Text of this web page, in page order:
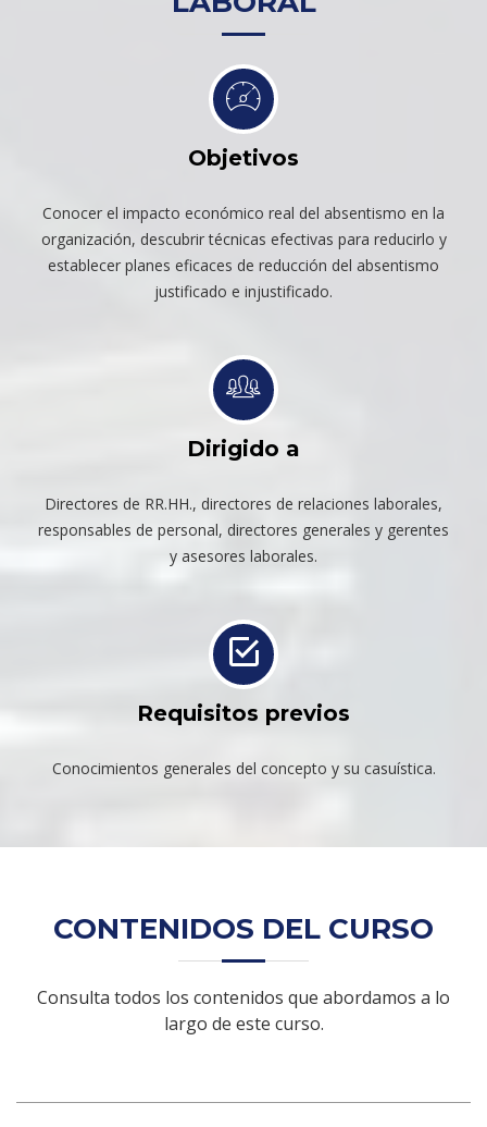
Objetivos
Conocer el impacto económico real del absentismo en la
organización, descubrir técnicas efectivas para reducirlo y
establecer planes eficaces de reducción del absentismo
justificado e injustificado.
Dirigido a
Directores de RR.HH., directores de relaciones laborales,
responsables de personal, directores generales y gerentes
y asesores laborales.
Requisitos previos
Conocimientos generales del concepto y su casuística.
CONTENIDOS DEL CURSO
Consulta todos los contenidos que abordamos a lo
largo de este curso.